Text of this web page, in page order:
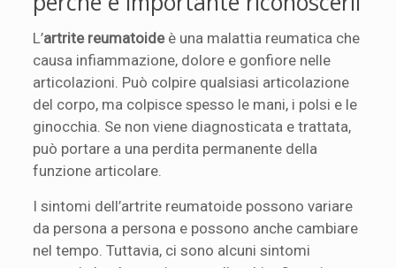
L’artrite reumatoideè una malattia reumatica che
causa infiammazione, dolore e gonfiore nelle
articolazioni. Può colpire qualsiasi articolazione
del corpo, ma colpisce spesso le mani, i polsi e le
ginocchia. Se non viene diagnosticata e trattata,
può portare a una perdita permanente della
funzione articolare.
I sintomi dell’artrite reumatoide possono variare
da persona a persona e possono anche cambiare
nel tempo. Tuttavia, ci sono alcuni sintomi